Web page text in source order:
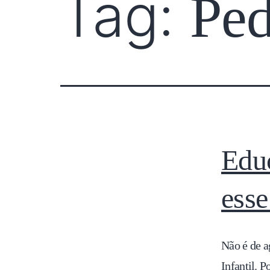
Tag:
Não é de
Infantil.